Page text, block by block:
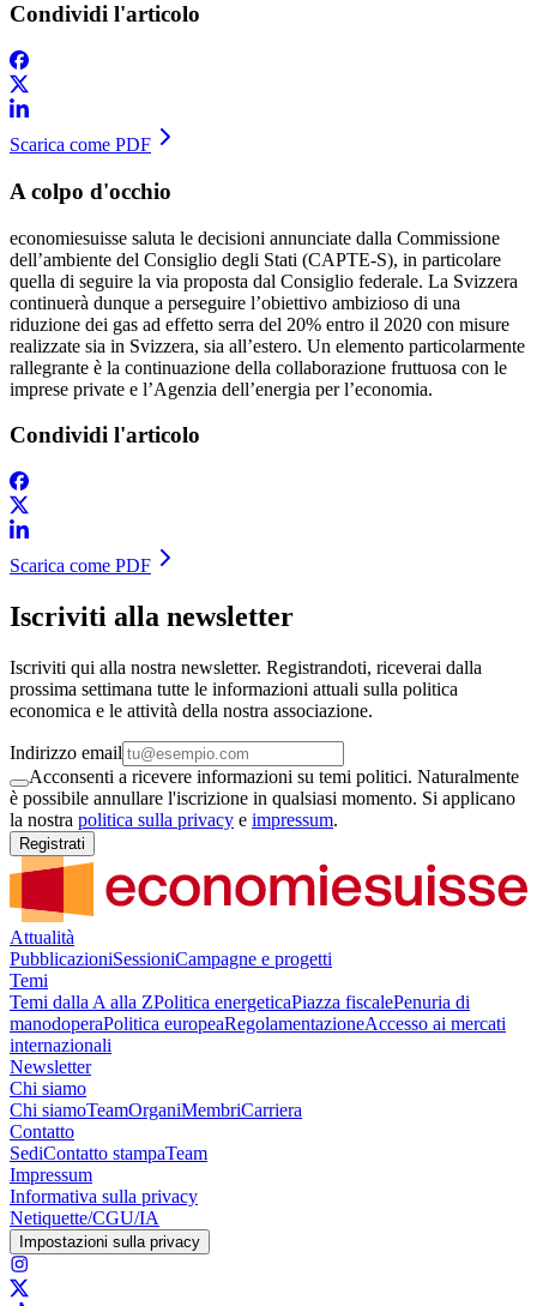
Condividi l'articolo
Scarica come PDF
A colpo d'occhio
economiesuisse saluta le decisioni annunciate dalla Commissione
dell’ambiente del Consiglio degli Stati (CAPTE-S), in particolare
quella di seguire la via proposta dal Consiglio federale. La Svizzera
continuerà dunque a perseguire l’obiettivo ambizioso di una
riduzione dei gas ad effetto serra del 20% entro il 2020 con misure
realizzate sia in Svizzera, sia all’estero. Un elemento particolarmente
rallegrante è la continuazione della collaborazione fruttuosa con le
imprese private e l’Agenzia dell’energia per l’economia.
Condividi l'articolo
Scarica come PDF
Iscriviti alla newsletter
Iscriviti qui alla nostra newsletter. Registrandoti, riceverai dalla
prossima settimana tutte le informazioni attuali sulla politica
economica e le attività della nostra associazione.
Indirizzo email
Acconsenti a ricevere informazioni su temi politici. Naturalmente
è possibile annullare l'iscrizione in qualsiasi momento. Si applicano
la nostra politica sulla privacy e impressum.
Registrati
Attualità
PubblicazioniSessioniCampagne e progetti
Temi
Temi dalla A alla ZPolitica energeticaPiazza fiscalePenuria di
manodoperaPolitica europeaRegolamentazioneAccesso ai mercati
internazionali
Newsletter
Chi siamo
Chi siamoTeamOrganiMembriCarriera
Contatto
SediContatto stampaTeam
Impressum
Informativa sulla privacy
Netiquette/CGU/IA
Impostazioni sulla privacy